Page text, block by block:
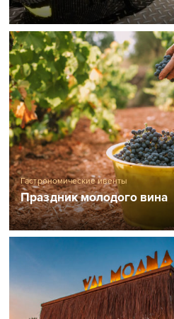
Гастрономические ивенты
Праздник молодого вина